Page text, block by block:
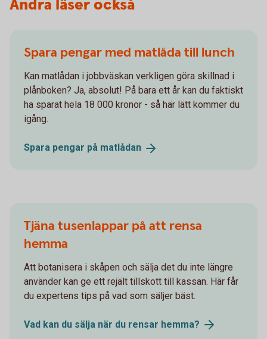
Andra läser också
Spara pengar med matlåda till lunch
Kan matlådan i jobbväskan verkligen göra skillnad i
plånboken? Ja, absolut! På bara ett år kan du faktiskt
ha sparat hela 18 000 kronor - så här lätt kommer du
igång.
Spara pengar på matlådan
Tjäna tusenlappar på att rensa
hemma
Att botanisera i skåpen och sälja det du inte längre
använder kan ge ett rejält tillskott till kassan. Här får
du expertens tips på vad som säljer bäst.
Vad kan du sälja när du rensar hemma?